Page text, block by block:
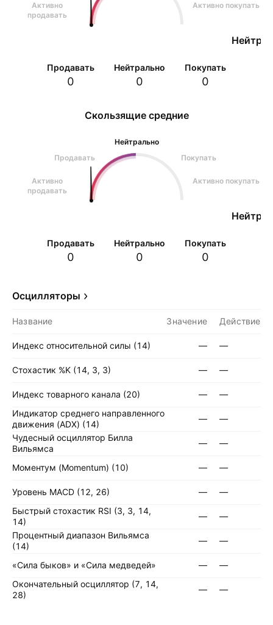
Активно
продавать
Активно покупать
Продавать
0
Нейтрально
0
Покупать
0
Скользящие средние
Нейтрально
Продавать
Покупать
Активно
продавать
Активно покупать
Продавать
0
Нейтрально
0
Покупать
0
Осцилляторы
Название Значение Действие
Индекс относительной силы (14) — —
Стохастик %K (14, 3, 3) — —
Индекс товарного канала (20) —
—
Индикатор среднего направленного
движения (ADX) (14)
—
—
Чудесный осциллятор Билла
Вильямса
— —
Моментум (Momentum) (10) — —
Уровень MACD (12, 26) —
—
Быстрый стохастик RSI (3, 3, 14,
14)
—
—
Процентный диапазон Вильямса
(14)
— —
«Сила быков» и «Сила медведей» —
—
Окончательный осциллятор (7, 14,
28)
— —